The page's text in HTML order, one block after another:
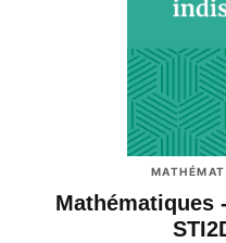
Mathématiques